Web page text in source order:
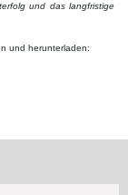
und das langfristige
und herunterladen: